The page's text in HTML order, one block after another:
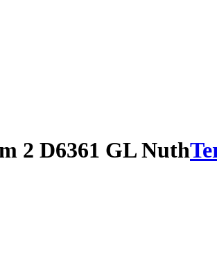
2 D6361 GL Nuth